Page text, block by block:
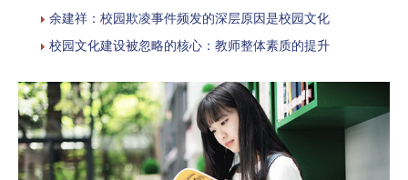
余建祥：校园欺凌事件频发的深层原因是校园文化
校园文化建设被忽略的核心：教师整体素质的提升